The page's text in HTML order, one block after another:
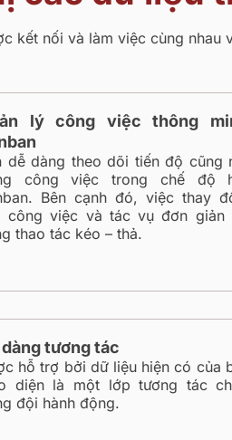
kết nối và làm việc cùng nhau
lý công việc thông
dễ dàng theo dõi tiến độ cũng
công việc trong chế độ
Bên cạnh đó, việc thay
công việc và tác vụ đơn giản
thao tác kéo – thả.
dàng tương tác
hỗ trợ bởi dữ liệu hiện có của
diện là một lớp tương tác
đội hành động.